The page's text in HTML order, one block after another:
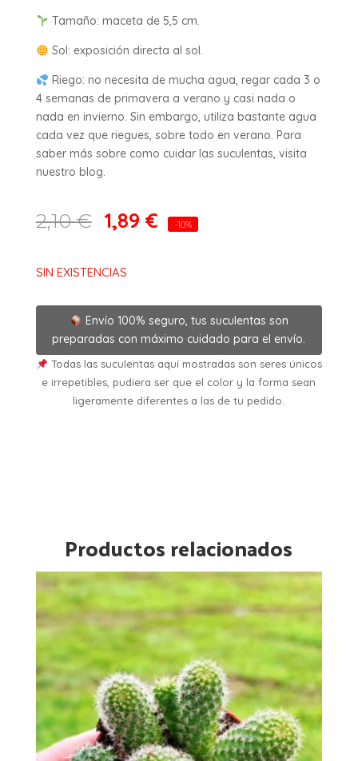
Tamaño: maceta de 5,5 cm.
Sol: exposición directa al sol.
Riego: no necesita de mucha agua, regar cada 3 o
4 semanas de primavera a verano y casi nada o
nada en invierno. Sin embargo, utiliza bastante agua
cada vez que riegues, sobre todo en verano. Para
saber más sobre como cuidar las suculentas, visita
nuestro blog.
2,10€ 1,89 € -10%
SIN EXISTENCIAS
Envío 100% seguro, tus suculentas son
preparadas con máximo cuidado para el envío.
Todas las suculentas aquí mostradas son seres únicos
e irrepetibles, pudiera ser que el color y la forma sean
ligeramente diferentes a las de tu pedido.
Productos relacionados